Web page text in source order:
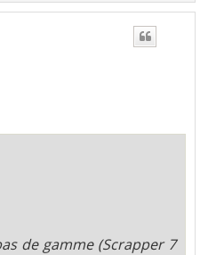
a
de gamme (Scrapper 7